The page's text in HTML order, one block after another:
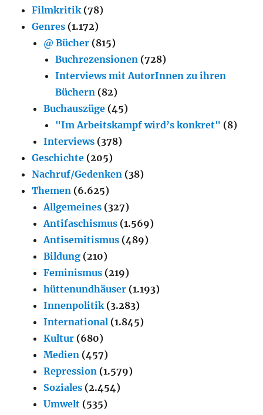
Filmkritik(78)
Genres (1.172)
@ Bücher (815)
Buchrezensionen (728)
Interviews mit AutorInnen zu ihren
Büchern (82)
Buchauszüge (45)
"Im Arbeitskampf wird’s konkret" (8)
Interviews (378)
Geschichte (205)
Nachruf/Gedenken (38)
Themen (6.625)
Allgemeines (327)
Antifaschismus (1.569)
Antisemitismus (489)
Bildung (210)
Feminismus (219)
hüttenundhäuser (1.193)
Innenpolitik(3.283)
International (1.845)
Kultur (680)
Medien (457)
Repression (1.579)
Soziales (2.454)
Umwelt (535)